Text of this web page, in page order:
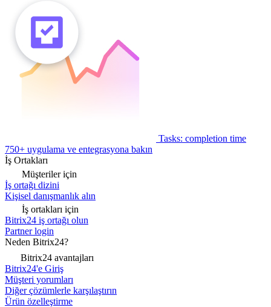
Tasks: completion time
750+ uygulama ve entegrasyona bakın
İş Ortakları
Müşteriler için
İş ortağı dizini
Kişisel danışmanlık alın
İş ortakları için
Bitrix24 iş ortağı olun
Partner login
Neden Bitrix24?
Bitrix24 avantajları
Bitrix24'e Giriş
Müşteri yorumları
Diğer çözümlerle karşılaştırın
Ürün özelleştirme